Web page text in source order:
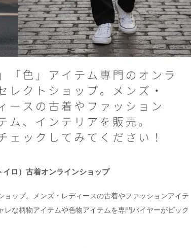
ロ）古着オンラインショップ
ョップ。メンズ・レディースの古着やファッションアイテ
な柄物アイテムや色物アイテムを専門バイヤーがピック